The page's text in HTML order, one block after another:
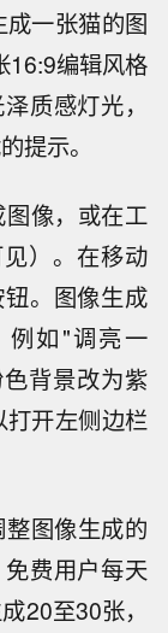
一张猫的图
16:9编辑风格
质感灯光，
提示。
像，或在工
）。在移动
。图像生成
例如"调亮一
背景改为紫
开左侧边栏
图像生成的
费用户每天
20至30张，